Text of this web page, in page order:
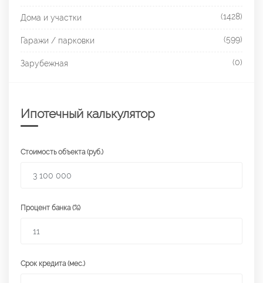
Дома и участки (1428)
Гаражи / парковки (599)
Зарубежная (0)
Ипотечный калькулятор
Стоимость объекта (руб.)
Процент банка (%)
Срок кредита (мес.)